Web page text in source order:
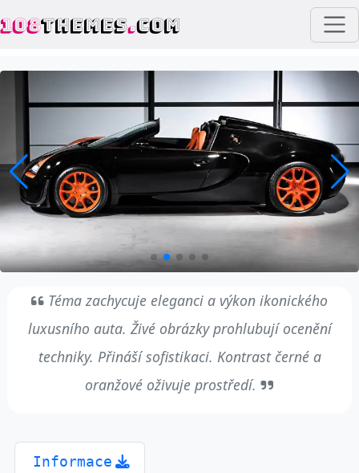
108THEMES.COM
Téma zachycuje eleganci a výkon ikonického
luxusního auta. Živé obrázky prohlubují ocenění
techniky. Přináší sofistikaci. Kontrast černé a
oranžové oživuje prostředí.
Informace